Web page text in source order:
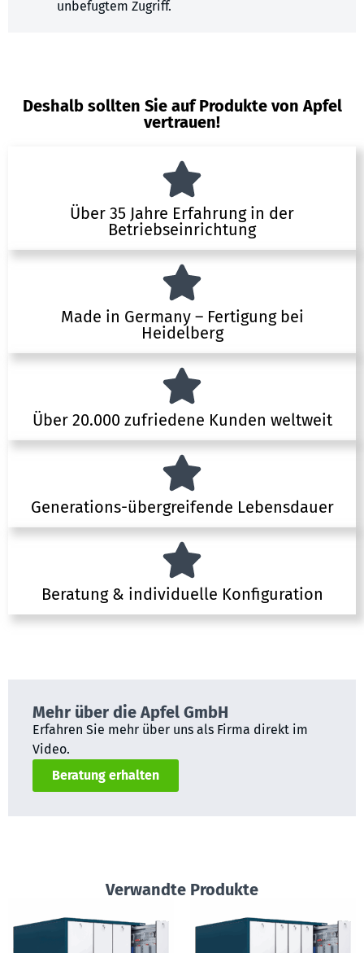
unbefugtem Zugriff.
Deshalb sollten Sie auf Produkte von Apfel
vertrauen!
Über 35 Jahre Erfahrung in der
Betriebseinrichtung
Made in Germany – Fertigung bei
Heidelberg
Über 20.000 zufriedene Kunden weltweit
Generations-übergreifende Lebensdauer
Beratung & individuelle Konfiguration
Mehr über die Apfel GmbH
Erfahren Sie mehr über uns als Firma direkt im
Video.
Beratung erhalten
Verwandte Produkte